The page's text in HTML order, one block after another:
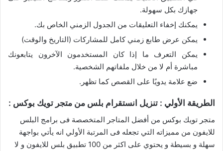
جهازك بكل سهولة.
يمكنك إخفاء التعليقات من الجدول الزمني الخاص بك.
يمكن عرض طابع زمني كامل للمشاركات (التاريخ والوقت)
يمكن التعرف ما إذا كان المستخدمون الآخرون يتابعونك
مباشرة أم لا من خلال ملفاتهم الشخصية.
ضع علامة يدويًا على القصص كما تظهر.
الطريقة الأولي : تنزيل انستقرام بلس من متجر تويك بوكس :
متجر تويك بوكس من أفضل المتاجر المتخصصة فى برامج البلس
للايفون من مميزاته التي تجعله فى المرتبة الأولي انه يأتي بواجهة
سهلة و بسيطة و يحتوي على اكثر من 100 تطبيق بلس للايفون و لا